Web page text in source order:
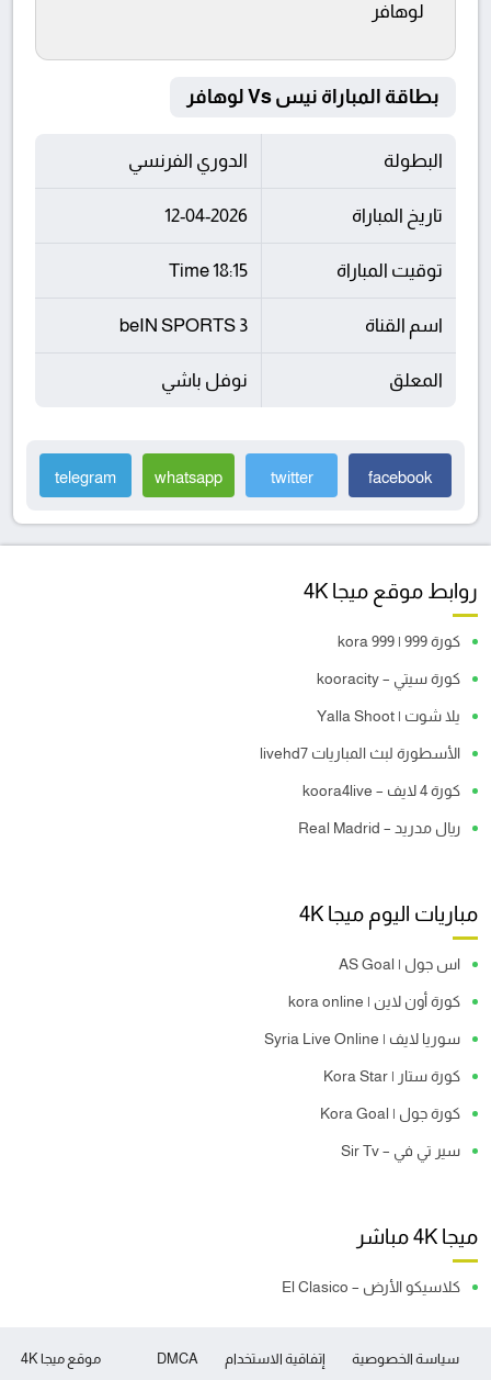
لوهافر
بطاقة المباراة نيس Vs لوهافر
البطولة الدوري الفرنسي
تاريخ المباراة 12-04-2026
توقيت المباراة 18:15 Time
اسم القناة beIN SPORTS 3
المعلق نوفل باشي
facebook
twitter
whatsapp
telegram
روابط موقع ميجا 4K
كورة 999 | kora 999
كورة سيتي – kooracity
يلا شوت | Yalla Shoot
الأسطورة لبث المباريات livehd7
كورة 4 لايف – koora4live
ريال مدريد – Real Madrid
مباريات اليوم ميجا 4K
اس جول | AS Goal
كورة أون لاين | kora online
سوريا لايف | Syria Live Online
كورة ستار | Kora Star
كورة جول | Kora Goal
سير تي في – Sir Tv
ميجا 4K مباشر
كلاسيكو الأرض – El Clasico
موقع ميجا 4K سياسة الخصوصية إتفاقية الاستخدام DMCA